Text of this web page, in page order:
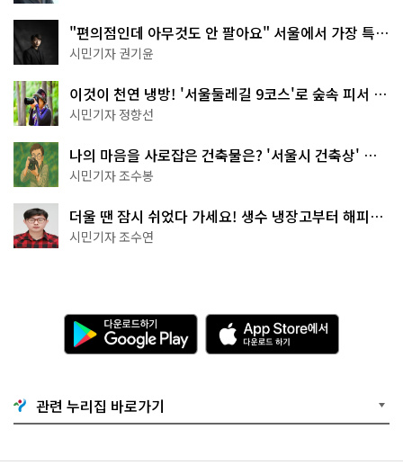
"편의점인데 아무것도 안 팔아요" 서울에서 가장 특별
한 편의점의 정체
시민기자 권기윤
이것이 천연 냉방! '서울둘레길 9코스'로 숲속 피서 떠
나볼까
시민기자 정향선
나의 마음을 사로잡은 건축물은? '서울시 건축상' 수
상작 공개!
시민기자 조수봉
더울 땐 잠시 쉬었다 가세요! 생수 냉장고부터 해피소
·무더위쉼터까지
시민기자 조수연
다
운
로
기
G
o
g
A
p
p
e
서
관련 누리집 바로가기